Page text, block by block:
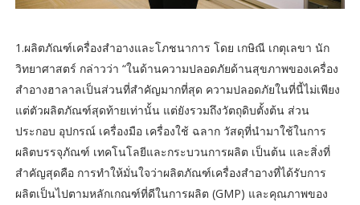
1.ผลิตภัณฑ์เครื่องสำอางและโภชนาการ โดย เกษิณี เกตุเลขา นัก
วิทยาศาสตร์ กล่าวว่า “ในด้านความปลอดภัยด้านสุขภาพของเครื่อง
สำอางฮาลาลเป็นส่วนที่สำคัญมากที่สุด ความปลอดภัยในที่นี้ไม่เพียง
แต่ตัวผลิตภัณฑ์สุดท้ายเท่านั้น แต่ยังรวมถึงวัตถุดิบตั้งต้น ส่วน
ประกอบ อุปกรณ์ เครื่องมือ เครื่องใช้ ฉลาก วัสดุที่นำมาใช้ในการ
ผลิตบรรจุภัณฑ์ เทคโนโลยีและกระบวนการผลิต เป็นต้น และสิ่งที่
สำคัญสุดคือ การทำให้มั่นใจว่าผลิตภัณฑ์เครื่องสำอางที่ได้รับการ
ผลิตเป็นไปตามหลักเกณฑ์ที่ดีในการผลิต (GMP) และคุณภาพของ